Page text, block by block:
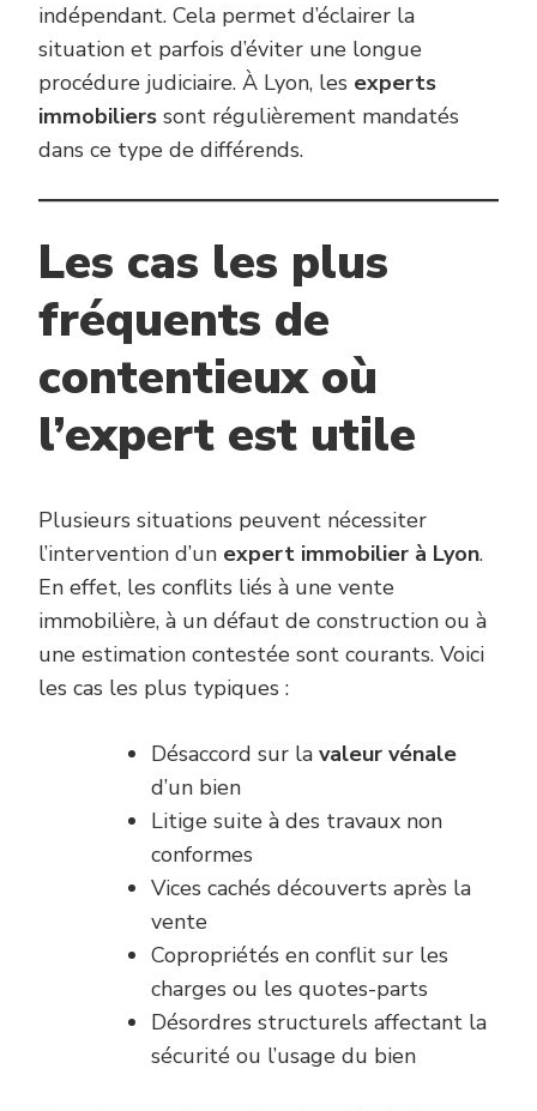
indépendant. Cela permet d’éclairer la
situation et parfois d’éviter une longue
procédure judiciaire. À Lyon, les experts
immobiliers sont régulièrement mandatés
dans ce type de différends.
Les cas les plus
fréquents de
contentieux où
l’expert est utile
Plusieurs situations peuvent nécessiter
l’intervention d’un expert immobilier à Lyon.
En effet, les conflits liés à une vente
immobilière, à un défaut de construction ou à
une estimation contestée sont courants. Voici
les cas les plus typiques :
Désaccord sur la valeur vénale
d’un bien
Litige suite à des travaux non
conformes
Vices cachés découverts après la
vente
Copropriétés en conflit sur les
charges ou les quotes-parts
Désordres structurels affectant la
sécurité ou l’usage du bien